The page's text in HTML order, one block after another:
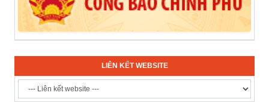
LIÊN KẾT WEBSITE